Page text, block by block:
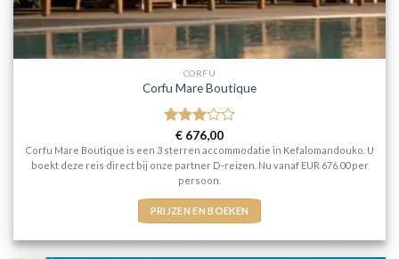
CORFU
Corfu Mare Boutique
Gewaardeerd
3uit 5
€ 676,00
Corfu Mare Boutique is een 3 sterren accommodatie in Kefalomandouko. U
boekt deze reis direct bij onze partner D-reizen. Nu vanaf EUR 676.00 per
persoon.
PRIJZEN EN BOEKEN